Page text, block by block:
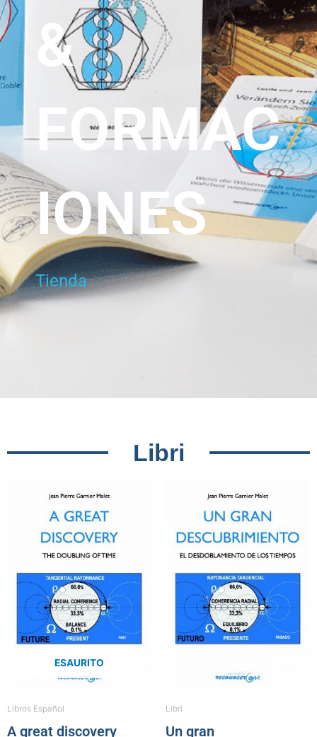
&
FORMAC
IONES
Tienda
Libri
ESAURITO
Libros Español
A great discovery
Libri
Un gran